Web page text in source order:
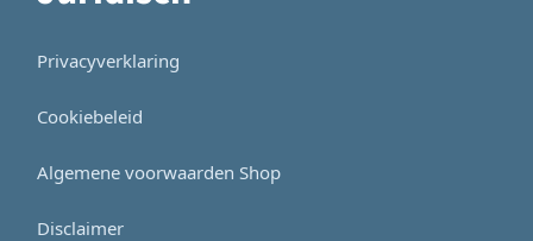
Privacyverklaring
Cookiebeleid
Algemene voorwaarden Shop
Disclaimer